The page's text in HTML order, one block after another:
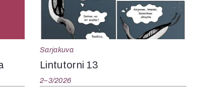
Sarjakuva
Lintutorni 13
2–3/2026